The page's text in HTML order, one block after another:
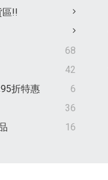
區!!
68
42
折特惠
6
36
16